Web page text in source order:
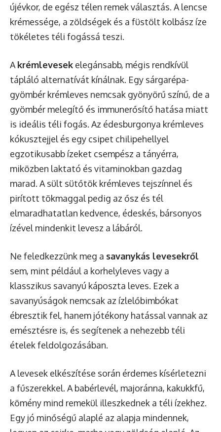
újévkor, de egész télen remek választás. A lencse
krémessége, a zöldségek és a füstölt kolbász íze
tökéletes téli fogássá teszi.
A krémlevesek elegánsabb, mégis rendkívül
tápláló alternatívát kínálnak. Egy sárgarépa-
gyömbér krémleves nemcsak gyönyörű színű, de a
gyömbér melegítő és immunerősítő hatása miatt
is ideális téli fogás. Az édesburgonya krémleves
kókusztejjel és egy csipet chilipehellyel
egzotikusabb ízeket csempész a tányérra,
miközben laktató és vitaminokban gazdag
marad. A sült sütőtök krémleves tejszínnel és
pirított tökmaggal pedig az ősz és tél
elmaradhatatlan kedvence, édeskés, bársonyos
ízével mindenkit levesz a lábáról.
Ne feledkezzünk meg a savanykás levesekről
sem, mint például a korhelyleves vagy a
klasszikus savanyú káposzta leves. Ezek a
savanyúságok nemcsak az ízlelőbimbókat
ébresztik fel, hanem jótékony hatással vannak az
emésztésre is, és segítenek a nehezebb téli
ételek feldolgozásában.
A levesek elkészítése során érdemes kísérletezni
a fűszerekkel. A babérlevél, majoránna, kakukkfű,
kömény mind remekül illeszkednek a téli ízekhez.
Egy jó minőségű alaplé az alapja mindennek,